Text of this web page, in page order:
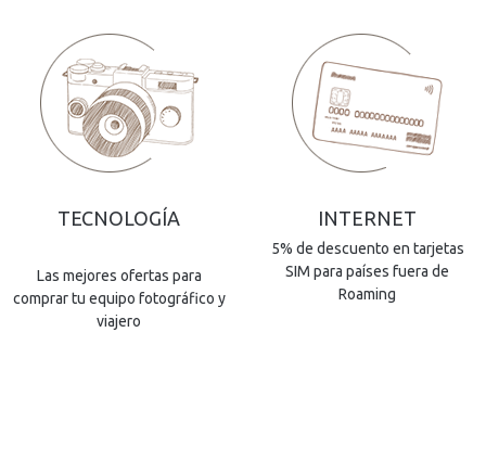
TECNOLOGÍA
Las mejores ofertas para
comprar tu equipo fotográfico y
viajero
INTERNET
5% de descuento en tarjetas
SIM para países fuera de
Roaming